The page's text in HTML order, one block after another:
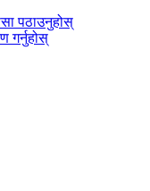
पठाउनुहोस्
गर्नुहोस्